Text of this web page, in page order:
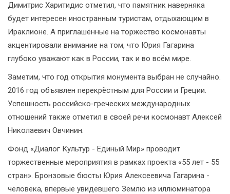
Димитрис Харитидис отметил, что памятник наверняка
будет интересен иностранным туристам, отдыхающим в
Ираклионе. А приглашённые на торжество космонавты
акцентировали внимание на том, что Юрия Гагарина
глубоко уважают как в России, так и во всём мире.
Заметим, что год открытия монумента выбран не случайно.
2016 год объявлен перекрёстным для России и Греции.
Успешность российско-греческих международных
отношений также отметил в своей речи космонавт Алексей
Николаевич Овчинин.
Фонд «Диалог Культур - Единый Мир» проводит
торжественные мероприятия в рамках проекта «55 лет - 55
стран». Бронзовые бюсты Юрия Алексеевича Гагарина -
человека, впервые увидевшего Землю из иллюминатора